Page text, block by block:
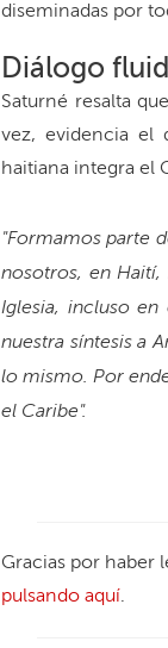
diseminadas por
Diálogo
Saturné resalta
vez, evidencia el
haitiana integra el
"Formamos parte
nosotros, en
Iglesia, incluso
nuestra síntesis a
lo mismo. Por
el Caribe".
Gracias por haber
pulsando aquí.